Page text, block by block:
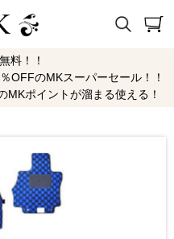
料！！
OFFのMKスーパーセール！！
ポイントが溜まる使える！